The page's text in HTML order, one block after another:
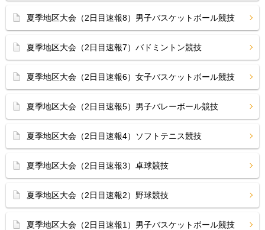
夏季地区大会（2日目速報8）男子バスケットボール競技
夏季地区大会（2日目速報7）バドミントン競技
夏季地区大会（2日目速報6）女子バスケットボール競技
夏季地区大会（2日目速報5）男子バレーボール競技
夏季地区大会（2日目速報4）ソフトテニス競技
夏季地区大会（2日目速報3）卓球競技
夏季地区大会（2日目速報2）野球競技
夏季地区大会（2日目速報1）男子バスケットボール競技